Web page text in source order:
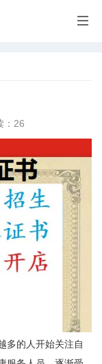

：26
多的人开始关注自